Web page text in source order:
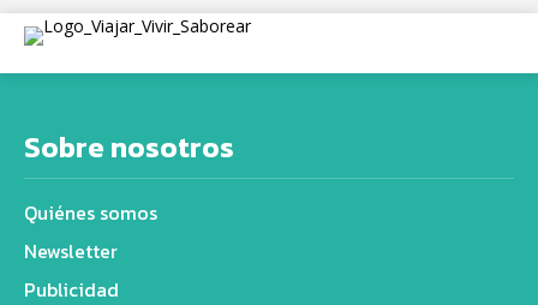
Sobre nosotros
Quiénes somos
Newsletter
Publicidad